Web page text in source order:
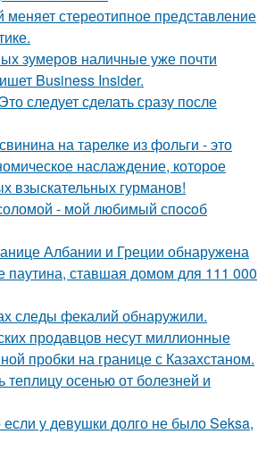
стереотипное представление
зумеров наличные уже почти
Business Insider.
следует сделать сразу после
на тарелке из фольги - это
наслаждение, которое
взыскательных гурманов!
- мoй любимый спocoб
Албании и Греции обнаружена
паутина, ставшая домом для 111 000
следы фекалий обнаружили.
продавцов несут миллионные
пробки на границе с Казахстаном.
теплицу осенью от болезней и
у девушки долго не было Seksa,